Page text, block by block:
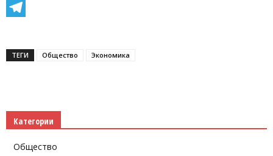
Facebook
ТЕГИ Общество Экономика
Категории
Общество